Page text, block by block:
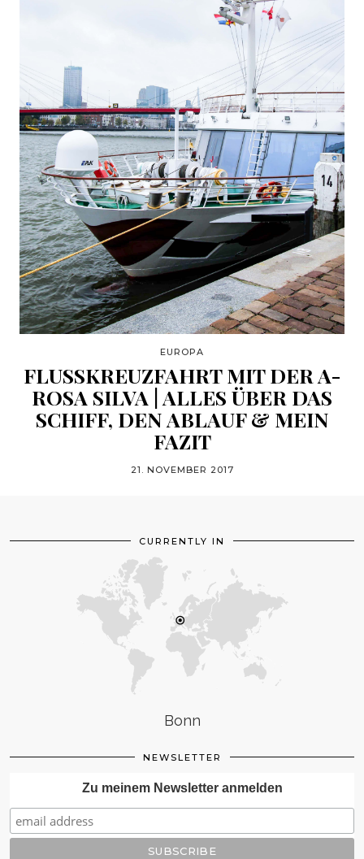
EUROPA
FLUSSKREUZFAHRT MIT DER A-
ROSA SILVA | ALLES ÜBER DAS
SCHIFF, DEN ABLAUF & MEIN
FAZIT
21. NOVEMBER 2017
CURRENTLY IN
Bonn
NEWSLETTER
Zu meinem Newsletter anmelden